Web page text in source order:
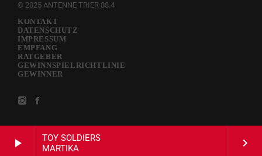
play_arrow
TOY SOLDIERS
MARTIKA
keyboard_arrow_right
© 2025 ANTENNE TRIER 88.4
KONTAKT
DATENSCHUTZ
IMPRESSUM
EMPFANG
RATGEBER
GEWINNSPIELRICHTLINIE
GEWINNER